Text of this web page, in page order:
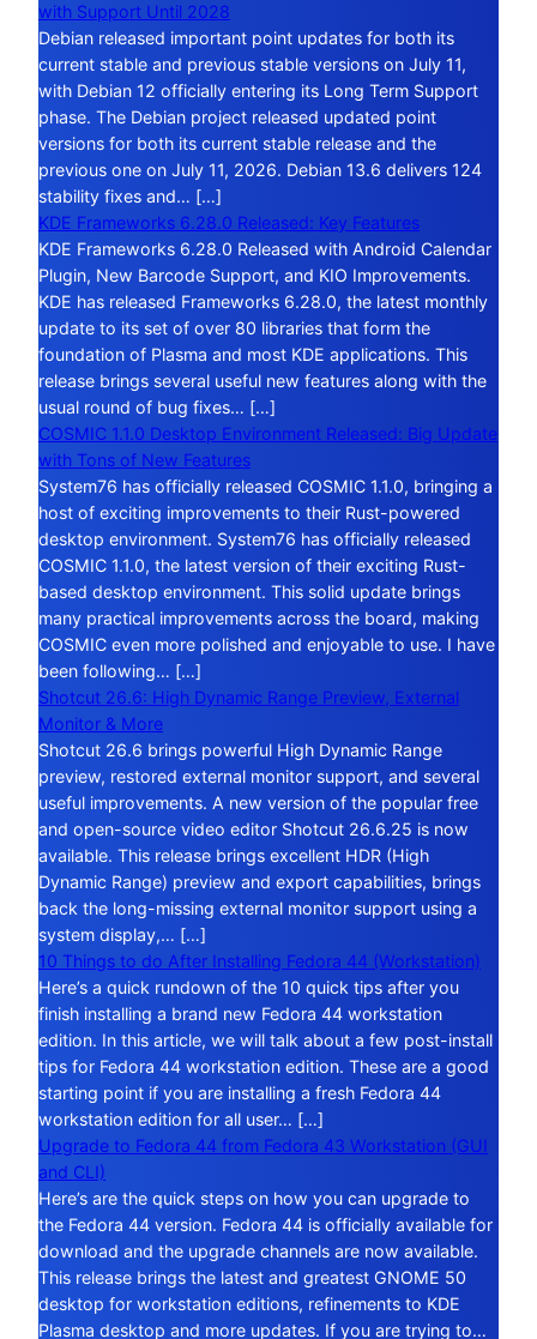
with Support Until 2028
Debian released important point updates for both its
current stable and previous stable versions on July 11,
with Debian 12 officially entering its Long Term Support
phase. The Debian project released updated point
versions for both its current stable release and the
previous one on July 11, 2026. Debian 13.6 delivers 124
stability fixes and… […]
KDE Frameworks 6.28.0 Released: Key Features
KDE Frameworks 6.28.0 Released with Android Calendar
Plugin, New Barcode Support, and KIO Improvements.
KDE has released Frameworks 6.28.0, the latest monthly
update to its set of over 80 libraries that form the
foundation of Plasma and most KDE applications. This
release brings several useful new features along with the
usual round of bug fixes… […]
COSMIC 1.1.0 Desktop Environment Released: Big Update
with Tons of New Features
System76 has officially released COSMIC 1.1.0, bringing a
host of exciting improvements to their Rust-powered
desktop environment. System76 has officially released
COSMIC 1.1.0, the latest version of their exciting Rust-
based desktop environment. This solid update brings
many practical improvements across the board, making
COSMIC even more polished and enjoyable to use. I have
been following… […]
Shotcut 26.6: High Dynamic Range Preview, External
Monitor & More
Shotcut 26.6 brings powerful High Dynamic Range
preview, restored external monitor support, and several
useful improvements. A new version of the popular free
and open-source video editor Shotcut 26.6.25 is now
available. This release brings excellent HDR (High
Dynamic Range) preview and export capabilities, brings
back the long-missing external monitor support using a
system display,… […]
10 Things to do After Installing Fedora 44 (Workstation)
Here’s a quick rundown of the 10 quick tips after you
finish installing a brand new Fedora 44 workstation
edition. In this article, we will talk about a few post-install
tips for Fedora 44 workstation edition. These are a good
starting point if you are installing a fresh Fedora 44
workstation edition for all user… […]
Upgrade to Fedora 44 from Fedora 43 Workstation (GUI
and CLI)
Here’s are the quick steps on how you can upgrade to
the Fedora 44 version. Fedora 44 is officially available for
download and the upgrade channels are now available.
This release brings the latest and greatest GNOME 50
desktop for workstation editions, refinements to KDE
Plasma desktop and more updates. If you are trying to…